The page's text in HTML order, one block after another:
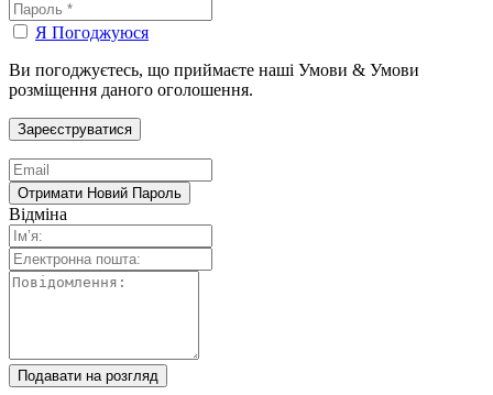
Я Погоджуюся
Ви погоджуєтесь, що приймаєте наші Умови & Умови
розміщення даного оголошення.
Відміна